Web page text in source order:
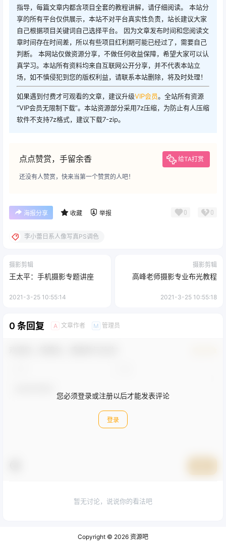
指导，每篇文章内都含项目全套的教程讲解，请仔细阅读。 本站分
享的所有平台仅供展示，本站不对平台真实性负责，站长建议大家
自己根据项目关键词自己选择平台。 因为文章发布时间和您阅读文
章时间存在时间差，所以有些项目红利期可能已经过了，需要自己
判断。 本网站仅做资源分享，不做任何收益保障，希望大家可以认
真学习。本站所有资料均来自互联网公开分享，并不代表本站立
场，如不慎侵犯到您的版权利益，请联系本站删除，将及时处理！
如果遇到付费才可观看的文章，建议升级VIP会员。全站所有资源
“VIP会员无限制下载”。本站资源部分采用7z压缩，为防止有人压缩
软件不支持7z格式，建议下载7-zip。
点点赞赏，手留余香 给TA打赏
还没有人赞赏，快来当第一个赞赏的人吧！
海报分享 收藏 举报 0 0
李小蕾日系人像写真PS调色
摄影剪辑
王太平：手机摄影专题讲座
2021-3-25 10:55:14
摄影剪辑
高峰老师摄影专业布光教程
2021-3-25 10:55:18
0 条回复 A 文章作者 M 管理员
您必须登录或注册以后才能发表评论
登录
暂无讨论，说说你的看法吧
Copyright © 2026 资源吧